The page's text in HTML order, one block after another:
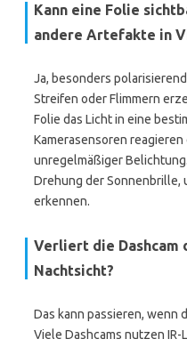
Kann eine Folie
andere Artefakte in
Ja, besonders
Streifen oder Flimmern
Folie das Licht in eine
Kamerasensoren
unregelmäßiger
Drehung der Sonnenbrille,
erkennen.
Verliert die Dashcam
Nachtsicht?
Das kann passieren, wenn
Viele Dashcams nutzen